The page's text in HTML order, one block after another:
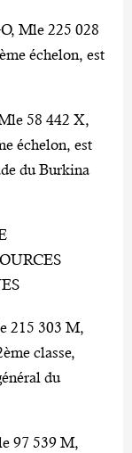
Mle 225 028
échelon, est
58 442 X,
échelon, est
du Burkina
215 303 M,
classe,
du
97 539 M,